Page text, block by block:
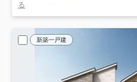
る
新築一戸建